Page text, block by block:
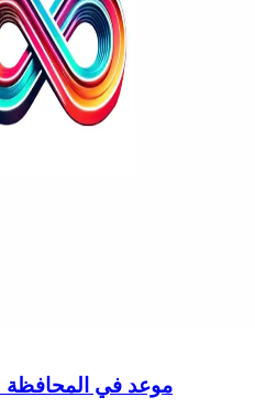
موعد في المحافظة